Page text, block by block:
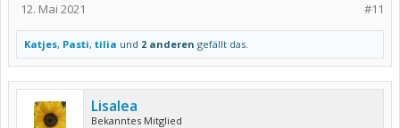
#11
12. Mai 2021
Katjes, Pasti, tilia und 2 anderen gefällt das.
Lisalea
Bekanntes Mitglied